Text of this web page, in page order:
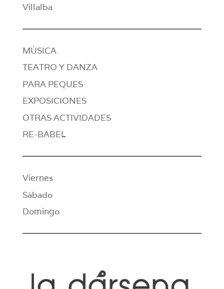
Villalba
MÚSICA
TEATRO Y DANZA
PARA PEQUES
EXPOSICIONES
OTRAS ACTIVIDADES
RE-BABEL
Viernes
Sábado
Domingo